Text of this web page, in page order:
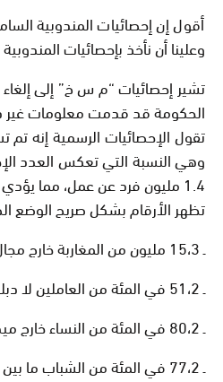
أقول إن إحصائيات المندوبية
وعلينا أن نأخذ بإحصائيات
الحكومة قد قدمت معلومات غير دقيقة في هذا
1.4 مليون فرد عن عمل، مما يؤدي إلى أن 15.3 مليون فرد يتخلفون عن سوق العمل. هذا يعني أن معدل الشغل في المغرب يتجاوز نحو 44.3٪، وهو أدنى مستوى في تاريخ المغرب.
تظهر الأرقام بشكل صريح الوضع
ـ 15،3 مليون من المغاربة خارج مجال الشغل،
ـ 51،2 في المئة من العاملين لا دبلوم لهم،
ـ 80،2 في المئة من النساء خارج ميدان الشغل، أي ما يفوق 11،2 مليون من النساء،
ـ 77،2 في المئة من الشباب ما بين 15 و24 سنة خارج عن ميدان الشغل،